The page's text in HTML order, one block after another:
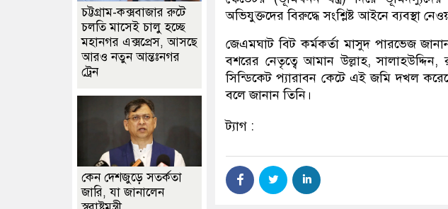
অভিযুক্তদের বিরুদ্ধে সংশ্লিষ্ট আইনে ব্যবস্থা
জেএমঘাট বিট কর্মকর্তা মাসুদ পারভেজ
বশরের নেতৃত্বে আমান উল্লাহ,
সিন্ডিকেট প্যারাবন কেটে এই জমি দখল
বলে জানান তিনি।
ট্যাগ :
চট্টগ্রাম-কক্সবাজার রুটে
চলতি মাসেই চালু হচ্ছে
মহানগর এক্সপ্রেস, আসছে
আরও নতুন আন্তঃনগর
ট্রেন
কেন দেশজুড়ে সতর্কতা
জারি, যা জানালেন